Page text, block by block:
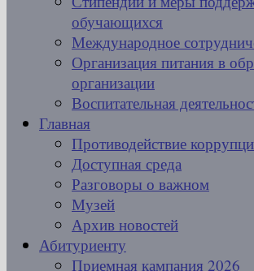
обучающихся
Международное
Организация питания в
организации
Воспитательная
Главная
Противодействие
Доступная среда
Разговоры о важном
Музей
Архив новостей
Абитуриенту
Приемная кампания 2026